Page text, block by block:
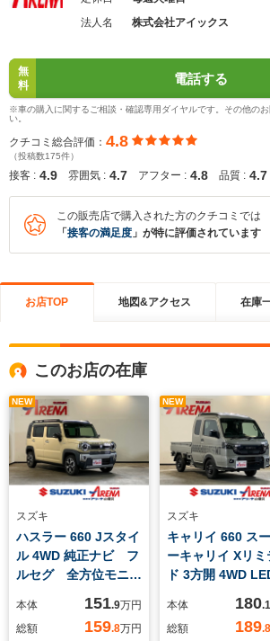
法人名
株式会社アイックス
無
料
電話する
※車の購入に関するご相談・確認専用ダイヤルです。その他の
い。
クチコミ総合評価： 4.8
（投稿数175件）
接客 : 4.9 雰囲気 : 4.7 アフター : 4.8 品質 : 4.7
この販売店で購入された方のクチコミでは
「 接客の満足度 」が特に評価されています
お店TOP 地図&アクセス 在庫
このお店の在庫
NEW
スズキ
ハスラー 660 Jスタイ
ル 4WD 純正ナビ フ
ルセグ 全方位モニタ
ドライブレコーダー
シートヒーター スズ
本体 151.9万円
総額
159.8万円
NEW
スズキ
キャリイ 660 ス
ーキャリイ Xリミ
ド 3方開 4WD
ーフティサポー
フロック パート
本体 180.1
総額
189.8